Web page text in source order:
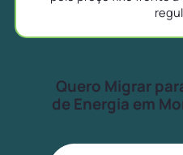
Quero Migrar
de Energia em